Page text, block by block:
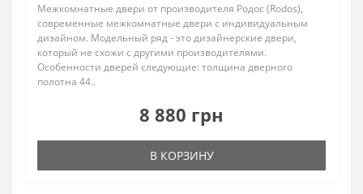
Межкомнатные двери от производителя Родос (Rodos),
современные межкомнатные двери с индивидуальным
дизайном. Модельный ряд - это дизайнерские двери,
который не схожи с другими производителями.
Особенности дверей следующие: толщина дверного
полотна 44..
8 880 грн
В КОРЗИНУ